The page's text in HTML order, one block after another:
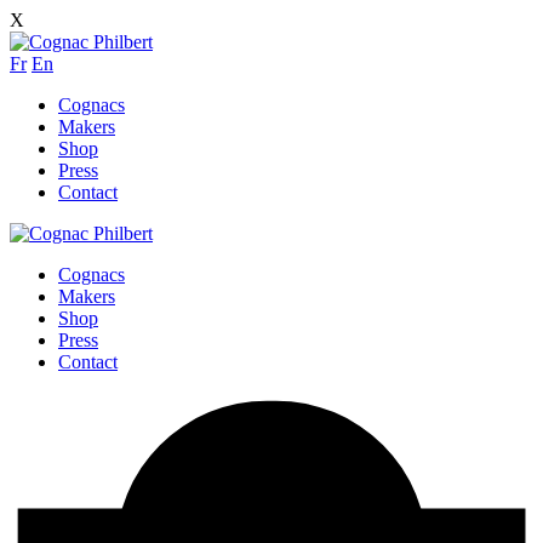
X
Fr En
Cognacs
Makers
Shop
Press
Contact
Cognacs
Makers
Shop
Press
Contact